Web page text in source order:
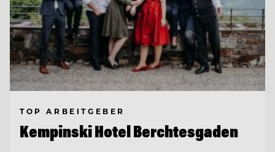
TOP ARBEITGEBER
Kempinski Hotel Berchtesgaden